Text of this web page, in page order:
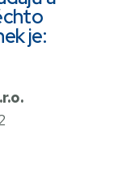
je: